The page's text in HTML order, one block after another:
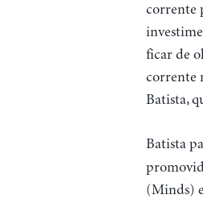
corrente
ficar de
corrente
Batista,
Batista
(Minds)